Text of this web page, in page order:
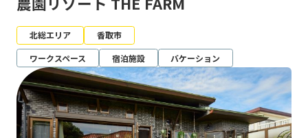
北総エリア
香取市
ワークスペース
宿泊施設 バケーション